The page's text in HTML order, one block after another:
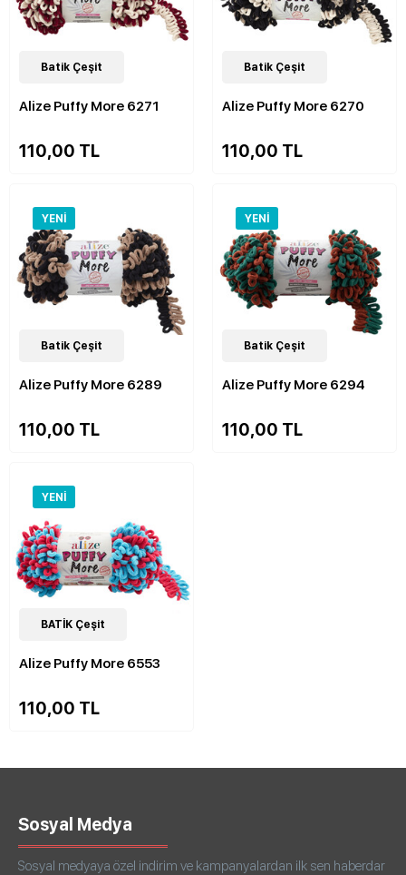
48Çeşit
Batik Çeşit
Alize Puffy More 6271
110,00 TL
48Çeşit
Batik Çeşit
Alize Puffy More 6270
110,00 TL
YENI
48Çeşit
Batik Çeşit
Alize Puffy More 6289
110,00 TL
YENI
47Çeşit
Batik Çeşit
Alize Puffy More 6294
110,00 TL
YENI
49Çeşit
BATİK Çeşit
Alize Puffy More 6553
110,00 TL
Sosyal Medya
Sosyal medyaya özel indirim ve kampanyalardan ilk sen haberdar